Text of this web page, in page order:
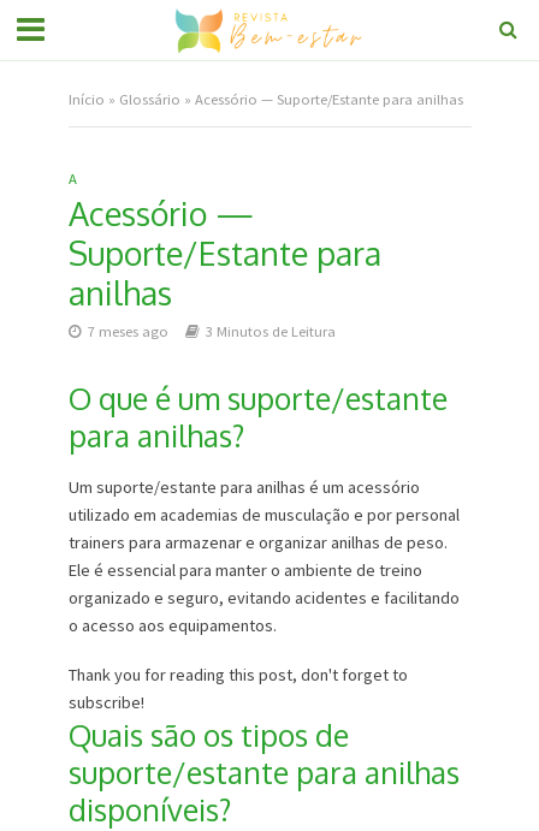
Início » Glossário » Acessório — Suporte/Estante para anilhas
A
Acessório —
Suporte/Estante para
anilhas
7 meses ago 3 Minutos de Leitura
O que é um suporte/estante
para anilhas?
Um suporte/estante para anilhas é um acessório
utilizado em academias de musculação e por personal
trainers para armazenar e organizar anilhas de peso.
Ele é essencial para manter o ambiente de treino
organizado e seguro, evitando acidentes e facilitando
o acesso aos equipamentos.
Thank you for reading this post, don't forget to
subscribe!
Quais são os tipos de
suporte/estante para anilhas
disponíveis?